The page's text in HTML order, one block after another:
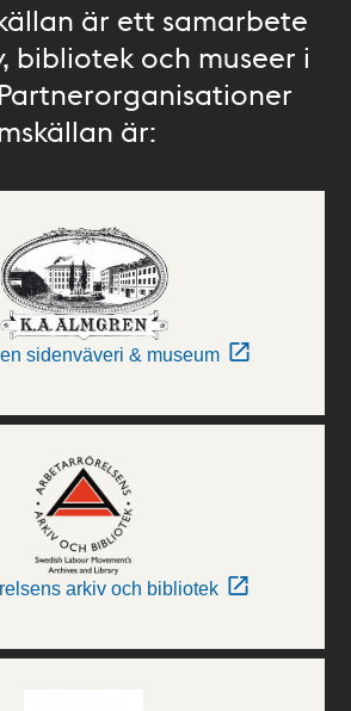
är ett samarbete
bibliotek och museer i
är:
sidenväveri & museum
arkiv och bibliotek